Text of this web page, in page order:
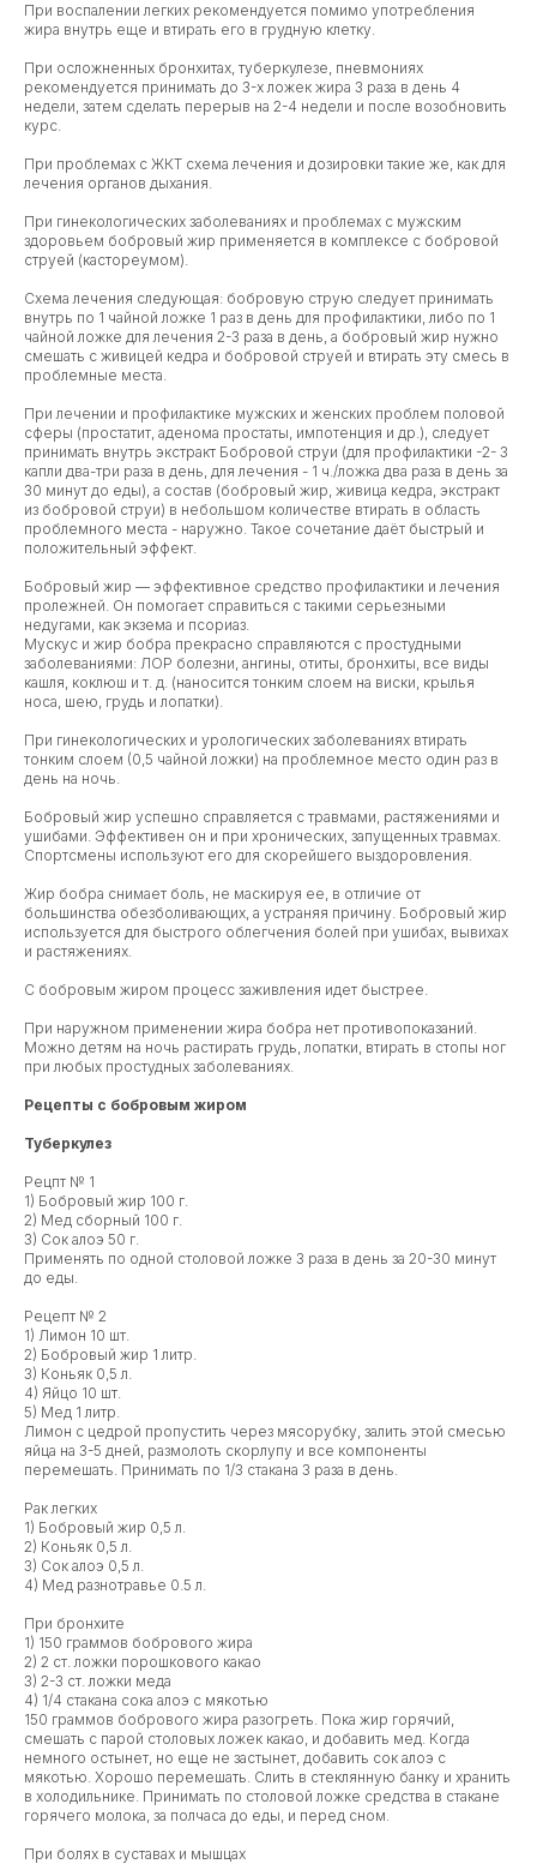
При воспалении легких рекомендуется помимо употребления
жира внутрь еще и втирать его в грудную клетку.
При осложненных бронхитах, туберкулезе, пневмониях
рекомендуется принимать до 3-х ложек жира 3 раза в день 4
недели, затем сделать перерыв на 2-4 недели и после возобновить
курс.
При проблемах с ЖКТ схема лечения и дозировки такие же, как для
лечения органов дыхания.
При гинекологических заболеваниях и проблемах с мужским
здоровьем бобровый жир применяется в комплексе с бобровой
струей (кастореумом).
Схема лечения следующая: бобровую струю следует принимать
внутрь по 1 чайной ложке 1 раз в день для профилактики, либо по 1
чайной ложке для лечения 2-3 раза в день, а бобровый жир нужно
смешать с живицей кедра и бобровой струей и втирать эту смесь в
проблемные места.
При лечении и профилактике мужских и женских проблем половой
сферы (простатит, аденома простаты, импотенция и др.), следует
принимать внутрь экстракт Бобровой струи (для профилактики -2- 3
капли два-три раза в день, для лечения - 1 ч./ложка два раза в день за
30 минут до еды), а состав (бобровый жир, живица кедра, экстракт
из бобровой струи) в небольшом количестве втирать в область
проблемного места - наружно. Такое сочетание даёт быстрый и
положительный эффект.
Бобровый жир — эффективное средство профилактики и лечения
пролежней. Он помогает справиться с такими серьезными
недугами, как экзема и псориаз.
Мускус и жир бобра прекрасно справляются с простудными
заболеваниями: ЛОР болезни, ангины, отиты, бронхиты, все виды
кашля, коклюш и т. д. (наносится тонким слоем на виски, крылья
носа, шею, грудь и лопатки).
При гинекологических и урологических заболеваниях втирать
тонким слоем (0,5 чайной ложки) на проблемное место один раз в
день на ночь.
Бобровый жир успешно справляется с травмами, растяжениями и
ушибами. Эффективен он и при хронических, запущенных травмах.
Спортсмены используют его для скорейшего выздоровления.
Жир бобра снимает боль, не маскируя ее, в отличие от
большинства обезболивающих, а устраняя причину. Бобровый жир
используется для быстрого облегчения болей при ушибах, вывихах
и растяжениях.
С бобровым жиром процесс заживления идет быстрее.
При наружном применении жира бобра нет противопоказаний.
Можно детям на ночь растирать грудь, лопатки, втирать в стопы ног
при любых простудных заболеваниях.
Рецепты c бобровым жиром
Туберкулез
Рецпт № 1
1) Бобровый жир 100 г.
2) Мед сборный 100 г.
3) Сок алоэ 50 г.
Применять по одной столовой ложке 3 раза в день за 20-30 минут
до еды.
Рецепт № 2
1) Лимон 10 шт.
2) Бобровый жир 1 литр.
3) Коньяк 0,5 л.
4) Яйцо 10 шт.
5) Мед 1 литр.
Лимон с цедрой пропустить через мясорубку, залить этой смесью
яйца на 3-5 дней, размолоть скорлупу и все компоненты
перемешать. Принимать по 1/3 стакана 3 раза в день.
Рак легких
1) Бобровый жир 0,5 л.
2) Коньяк 0,5 л.
3) Сок алоэ 0,5 л.
4) Мед разнотравье 0.5 л.
При бронхите
1) 150 граммов бобрового жира
2) 2 ст. ложки порошкового какао
3) 2-3 ст. ложки меда
4) 1/4 стакана сока алоэ с мякотью
150 граммов бобрового жира разогреть. Пока жир горячий,
смешать с парой столовых ложек какао, и добавить мед. Когда
немного остынет, но еще не застынет, добавить сок алоэ с
мякотью. Хорошо перемешать. Слить в стеклянную банку и хранить
в холодильнике. Принимать по столовой ложке средства в стакане
горячего молока, за полчаса до еды, и перед сном.
При болях в суставах и мышцах